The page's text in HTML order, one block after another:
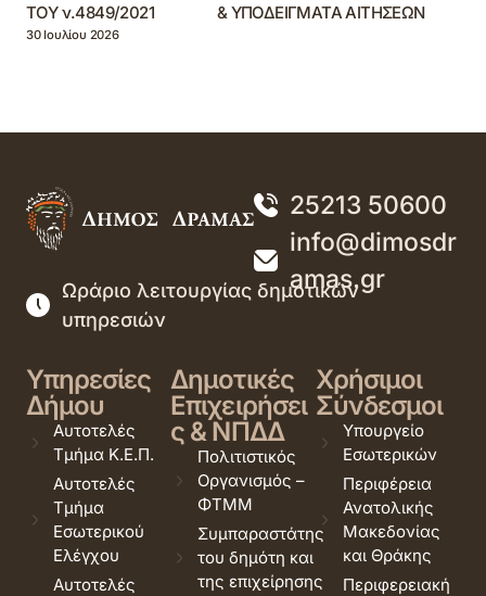
ΤΟΥ ν.4849/2021 & ΥΠΟΔΕΙΓΜΑΤΑ ΑΙΤΗΣΕΩΝ
30 Ιουλίου 2026
25213 50600
info@dimosdr
amas.gr
Ωράριο λειτουργίας δημοτικών
υπηρεσιών
Υπηρεσίες
Δήμου
Αυτοτελές
Τμήμα Κ.Ε.Π.
Αυτοτελές
Τμήμα
Εσωτερικού
Ελέγχου
Αυτοτελές
Δημοτικές
Επιχειρήσει
ς & ΝΠΔΔ
Πολιτιστικός
Οργανισμός –
ΦΤΜΜ
Συμπαραστάτης
του δημότη και
της επιχείρησης
Χρήσιμοι
Σύνδεσμοι
Υπουργείο
Εσωτερικών
Περιφέρεια
Ανατολικής
Μακεδονίας
και Θράκης
Περιφερειακή